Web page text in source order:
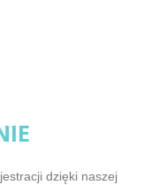
dzięki naszej